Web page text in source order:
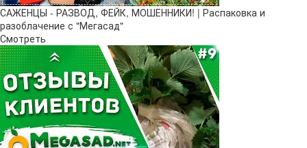
САЖЕНЦЫ - РАЗВОД, ФЕЙК, МОШЕННИКИ! | Распаковка и
разоблачение с "Мегасад"
Смотреть